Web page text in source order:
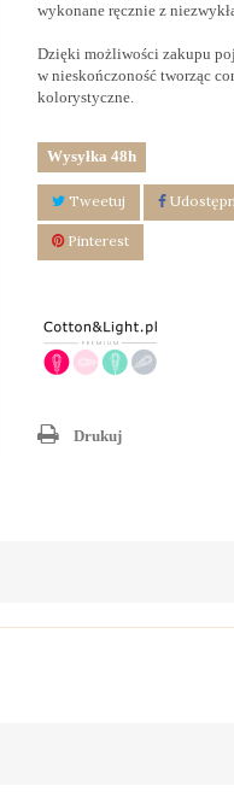
wykonane ręcznie z
Dzięki możliwości zakupu
w nieskończoność tworząc
kolorystyczne.
Wysyłka 48h
Tweetuj
Pinterest
Drukuj